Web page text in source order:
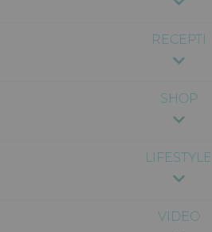
RECEPTI
SHOP
LIFESTYLE
VIDEO